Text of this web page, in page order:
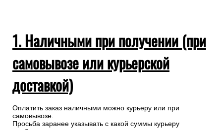
1. Наличными при получении (при
самовывозе или курьерской
доставкой)